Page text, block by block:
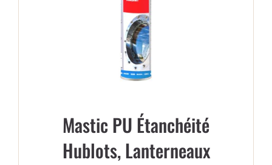
Mastic PU Étanchéité
Hublots, Lanterneaux